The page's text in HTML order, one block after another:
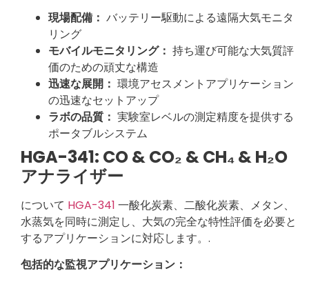
現場配備： バッテリー駆動による遠隔大気モニタ
リング
モバイルモニタリング： 持ち運び可能な大気質評
価のための頑丈な構造
迅速な展開： 環境アセスメントアプリケーション
の迅速なセットアップ
ラボの品質： 実験室レベルの測定精度を提供する
ポータブルシステム
HGA-341: CO & CO₂ & CH₄ & H₂O
アナライザー
について HGA-341 一酸化炭素、二酸化炭素、メタン、
水蒸気を同時に測定し、大気の完全な特性評価を必要と
するアプリケーションに対応します。.
包括的な監視アプリケーション：